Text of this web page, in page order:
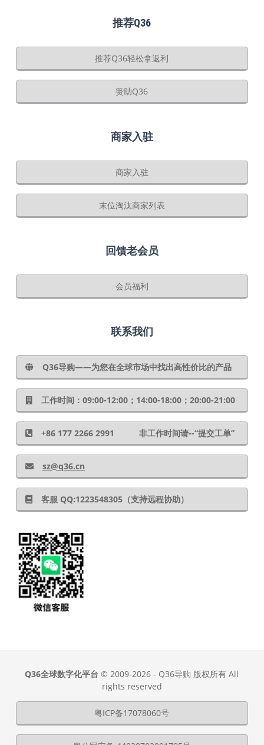
推荐Q36
推荐Q36轻松拿返利
赞助Q36
商家入驻
商家入驻
末位淘汰商家列表
回馈老会员
会员福利
联系我们
Q36导购——为您在全球市场中找出高性价比的产品
工作时间：09:00-12:00；14:00-18:00；20:00-21:00
+86 177 2266 2991 非工作时间请--“提交工单”
sz@q36.cn
客服 QQ:1223548305（支持远程协助）
Q36全球数字化平台 © 2009-2026 - Q36导购 版权所有 All
rights reserved
粤ICP备17078060号